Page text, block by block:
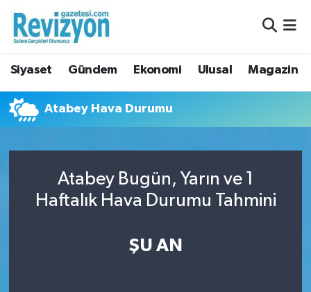
Siyaset Gündem Ekonomi Ulusal Magazin
Atabey Hava Durumu
Atabey Bugün, Yarın ve 1
Haftalık Hava Durumu Tahmini
ŞU AN
Süper Lig Puan Durumu ve Fikstür